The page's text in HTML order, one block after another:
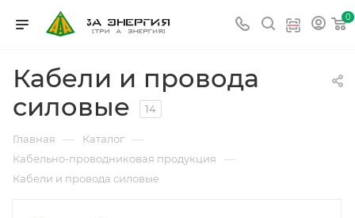
0
Кабели и провода
силовые
14
Главная — Каталог —
Кабельно-проводниковая продукция —
Кабели и провода силовые